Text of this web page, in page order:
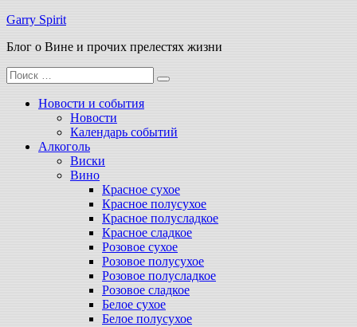
Перейти
содержимому
Garry Spirit
Блог о Вине и прочих прелестях жизни
Поиск
для:
Новости и события
Новости
Календарь событий
Алкоголь
Виски
Вино
Красное сухое
Красное полусухое
Красное полусладкое
Красное сладкое
Розовое сухое
Розовое полусухое
Розовое полусладкое
Розовое сладкое
Белое сухое
Белое полусухое